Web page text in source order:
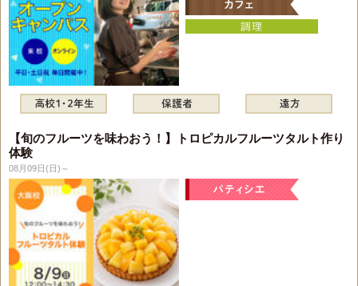
【旬のフルーツを味わおう！】トロピカルフルーツタルト作り
体験
08月09日(日)～